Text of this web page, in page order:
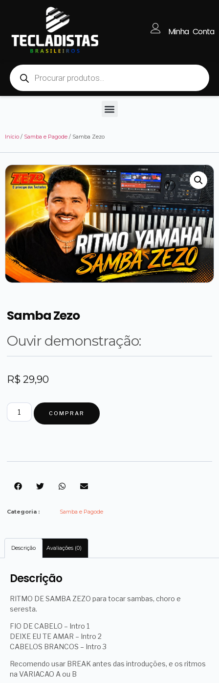
Minha Conta
Início / Samba e Pagode / Samba Zezo
Samba Zezo
Ouvir demonstração:
R$ 29,90
COMPRAR
Categoria : Samba e Pagode
Descrição Avaliações (0)
Descrição
RITMO DE SAMBA ZEZO para tocar sambas, choro e
seresta.
FIO DE CABELO – Intro 1
DEIXE EU TE AMAR – Intro 2
CABELOS BRANCOS – Intro 3
Recomendo usar BREAK antes das introduções, e os ritmos
na VARIACAO A ou B